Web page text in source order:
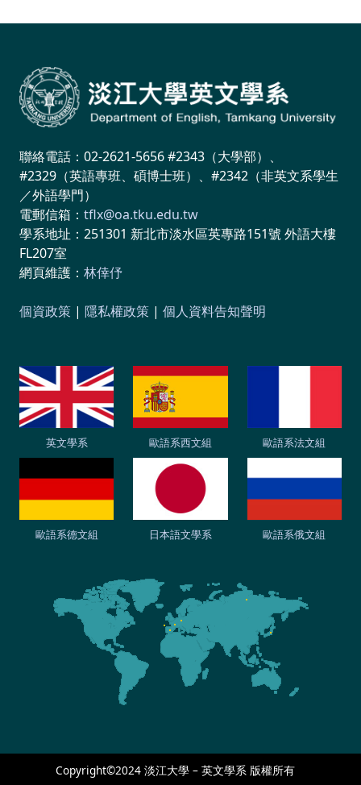
聯絡電話：02-2621-5656 #2343（大學部）、
#2329（英語專班、碩博士班）、#2342（非英文系學生
／外語學門）
電郵信箱： tflx@oa.tku.edu.tw
學系地址：251301 新北市淡水區英專路151號 外語大樓
FL207室
網頁維護： 林倖伃
個資政策 | 隱私權政策 | 個人資料告知聲明
英文學系 歐語系西文組 歐語系法文組
歐語系德文組 日本語文學系 歐語系俄文組
Copyright©2024 淡江大學 – 英文學系 版權所有